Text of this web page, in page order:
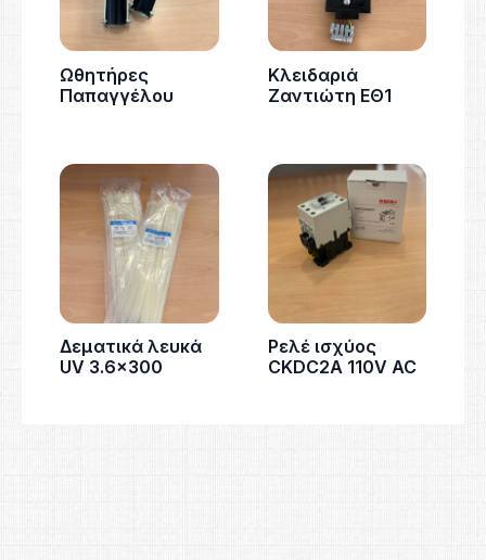
Ωθητήρες
Παπαγγέλου
Κλειδαριά
Ζαντιώτη ΕΘ1
Δεματικά λευκά
UV 3.6×300
Ρελέ ισχύος
CKDC2A 110V AC